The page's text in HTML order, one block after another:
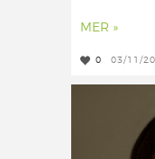
MER »
0 03/11/